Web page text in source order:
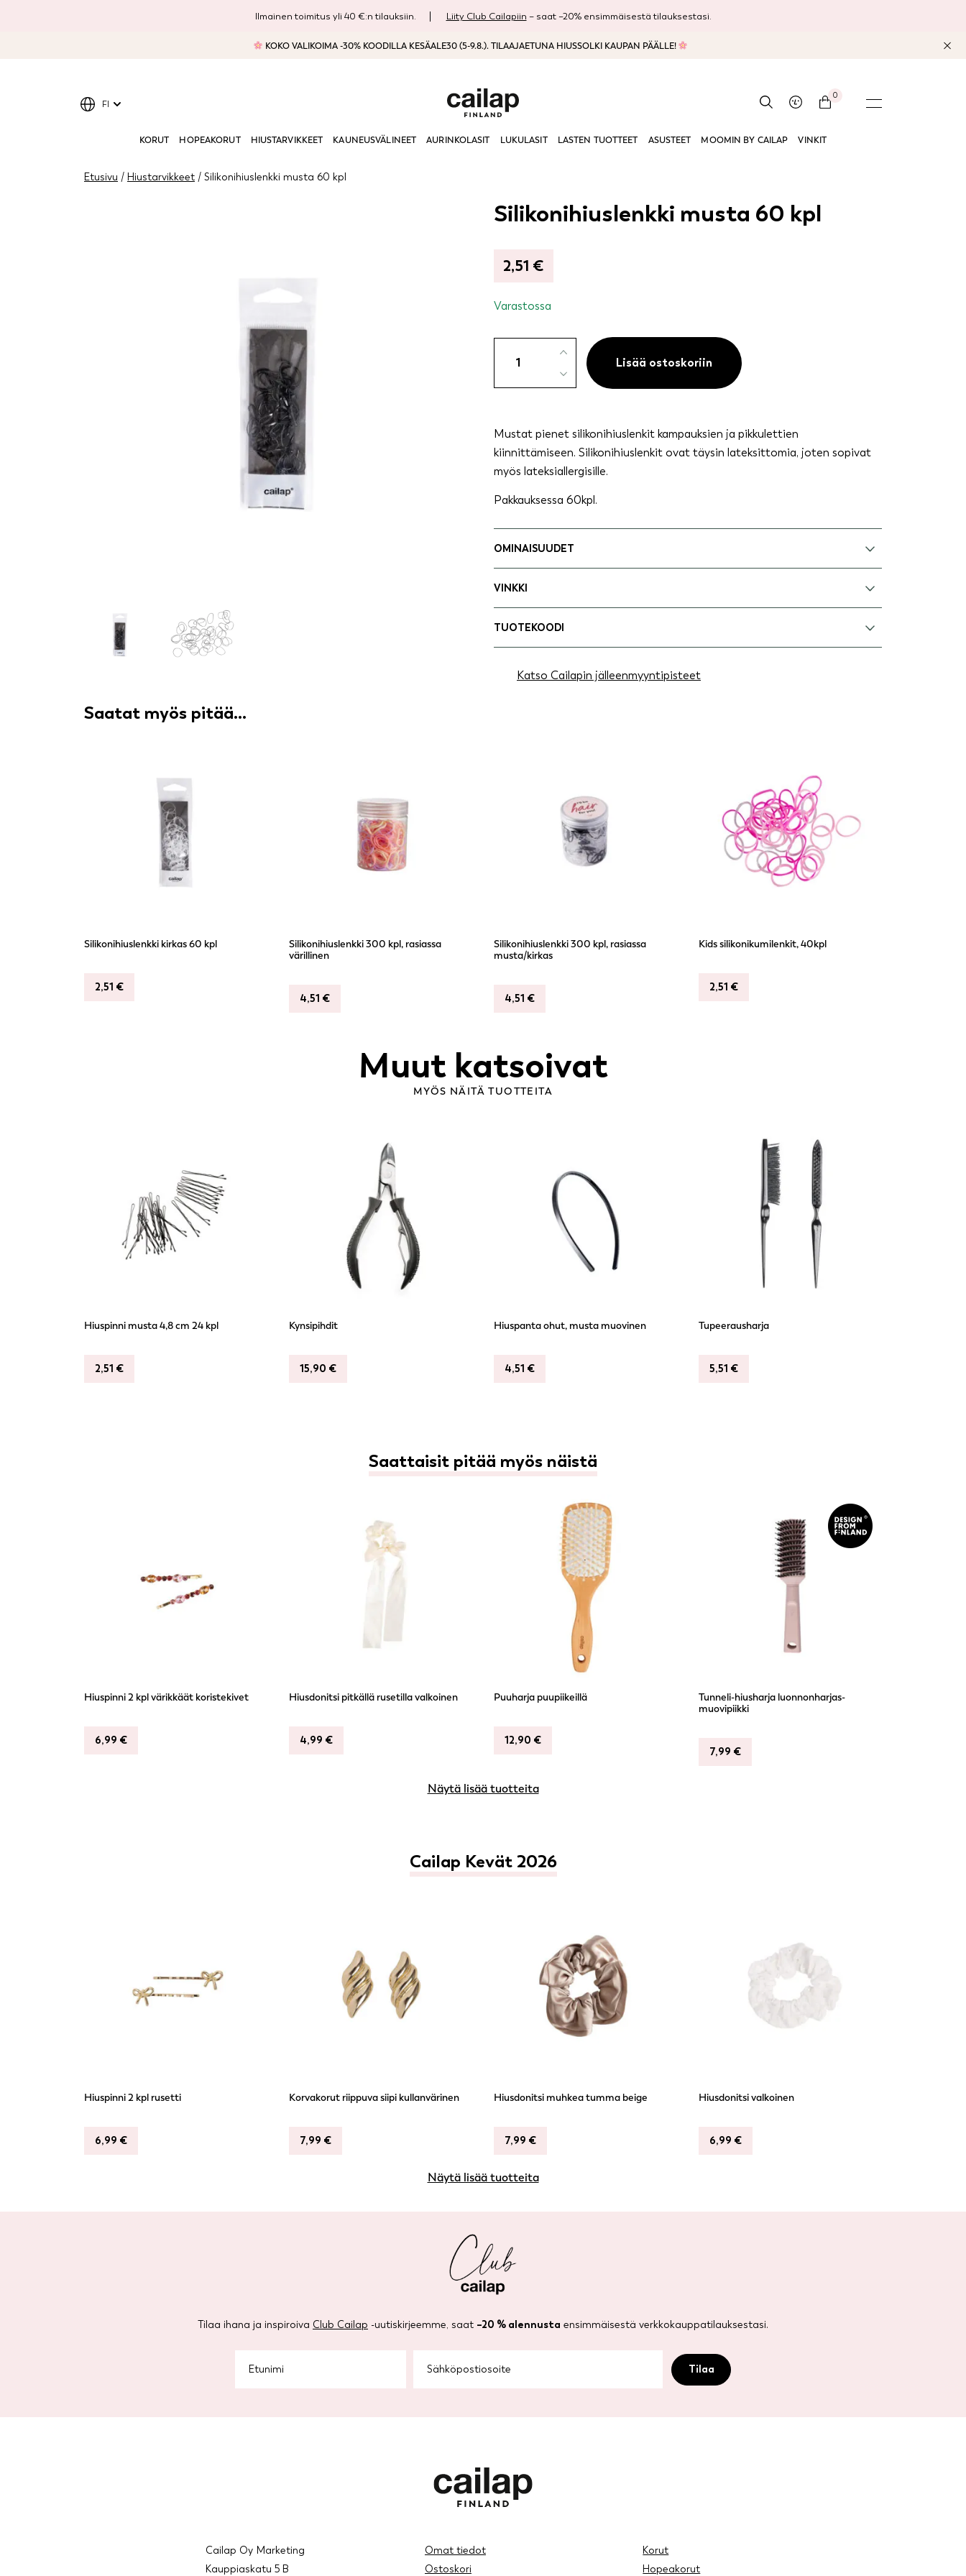
Ilmainen toimitus yli 40 €:n tilauksiin. Liity Club Cailapiin – saat –20% ensimmäisestä tilauksestasi.
KOKO VALIKOIMA -30% KOODILLA KESÄALE30 (5-9.8.). TILAAJAETUNA HIUSSOLKI KAUPAN PÄÄLLE!
0
KORUT HOPEAKORUT HIUSTARVIKKEET KAUNEUSVÄLINEET AURINKOLASIT LUKULASIT LASTEN TUOTTEET ASUSTEET MOOMIN BY CAILAP VINKIT
FI
Etusivu / Hiustarvikkeet / Silikonihiuslenkki musta 60 kpl
Silikonihiuslenkki musta 60 kpl
2,51 €
Varastossa
musta
Lisää ostoskoriin
Mustat pienet silikonihiuslenkit kampauksien ja pikkulettien
kiinnittämiseen. Silikonihiuslenkit ovat täysin lateksittomia, joten sopivat
myös lateksiallergisille.
Pakkauksessa 60kpl.
OMINAISUUDET
VINKKI
TUOTEKOODI
Katso Cailapin jälleenmyyntipisteet
Saatat myös pitää...
Silikonihiuslenkki kirkas 60 kpl
2,51 €
Silikonihiuslenkki 300 kpl, rasiassa
värillinen
4,51 €
Silikonihiuslenkki 300 kpl, rasiassa
musta/kirkas
4,51 €
Kids silikonikumilenkit, 40kpl
2,51 €
Muut katsoivat
MYÖS NÄITÄ TUOTTEITA
Hiuspinni musta 4,8 cm 24 kpl
2,51 €
Kynsipihdit
15,90 €
Hiuspanta ohut, musta muovinen
4,51 €
Tupeerausharja
5,51 €
Saattaisit pitää myös näistä
Hiuspinni 2 kpl värikkäät koristekivet
6,99 €
Hiusdonitsi pitkällä rusetilla valkoinen
4,99 €
Puuharja puupiikeillä
12,90 €
Tunneli-hiusharja luonnonharjas-
muovipiikki
7,99 €
Näytä lisää tuotteita
Cailap Kevät 2026
Hiuspinni 2 kpl rusetti
6,99 €
Korvakorut riippuva siipi kullanvärinen
7,99 €
Hiusdonitsi muhkea tumma beige
7,99 €
Hiusdonitsi valkoinen
6,99 €
Näytä lisää tuotteita
Tilaa ihana ja inspiroiva Club Cailap -uutiskirjeemme, saat –20 % alennusta ensimmäisestä verkkokauppatilauksestasi.
Cailap Oy Marketing
Kauppiaskatu 5 B
Omat tiedot
Ostoskori
Korut
Hopeakorut